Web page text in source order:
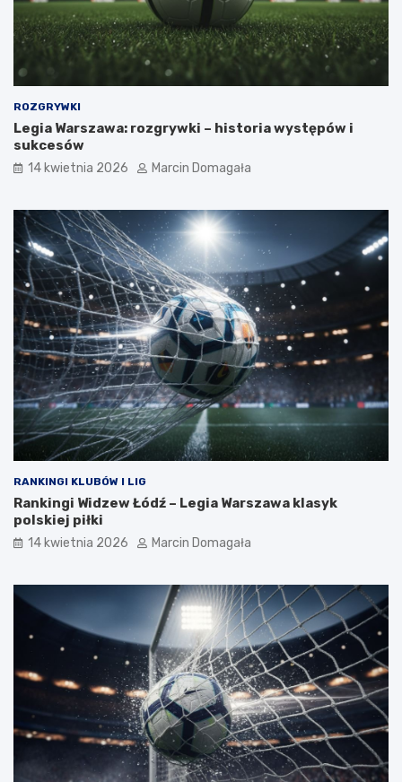
ROZGRYWKI
Legia Warszawa: rozgrywki – historia występów i
sukcesów
14 kwietnia 2026 Marcin Domagała
RANKINGI KLUBÓW I LIG
Rankingi Widzew Łódź – Legia Warszawa klasyk
polskiej piłki
14 kwietnia 2026 Marcin Domagała